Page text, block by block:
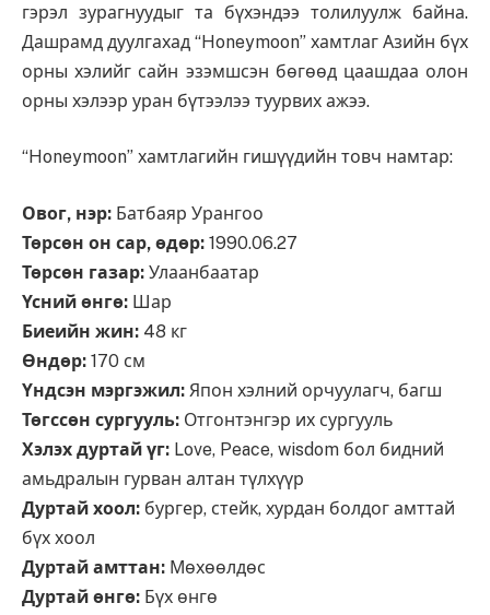
гэрэл зурагнуудыг та бүхэндээ толилуулж байна.
Дашрамд дуулгахад “Honeymoon” хамтлаг Азийн бүх
орны хэлийг сайн эзэмшсэн бөгөөд цаашдаа олон
орны хэлээр уран бүтээлээ туурвих ажээ.
“Honeymoon” хамтлагийн гишүүдийн товч намтар:
Овог, нэр: Батбаяр Урангоо
Төрсөн он сар, өдөр: 1990.06.27
Төрсөн газар: Улаанбаатар
Үсний өнгө: Шар
Биеийн жин: 48 кг
Өндөр: 170 см
Үндсэн мэргэжил: Япон хэлний орчуулагч, багш
Төгссөн сургууль: Отгонтэнгэр их сургууль
Хэлэх дуртай үг: Love, Peace, wisdom бол бидний
амьдралын гурван алтан түлхүүр
Дуртай хоол: бургер, стейк, хурдан болдог амттай
бүх хоол
Дуртай амттан: Мөхөөлдөс
Дуртай өнгө: Бүх өнгө